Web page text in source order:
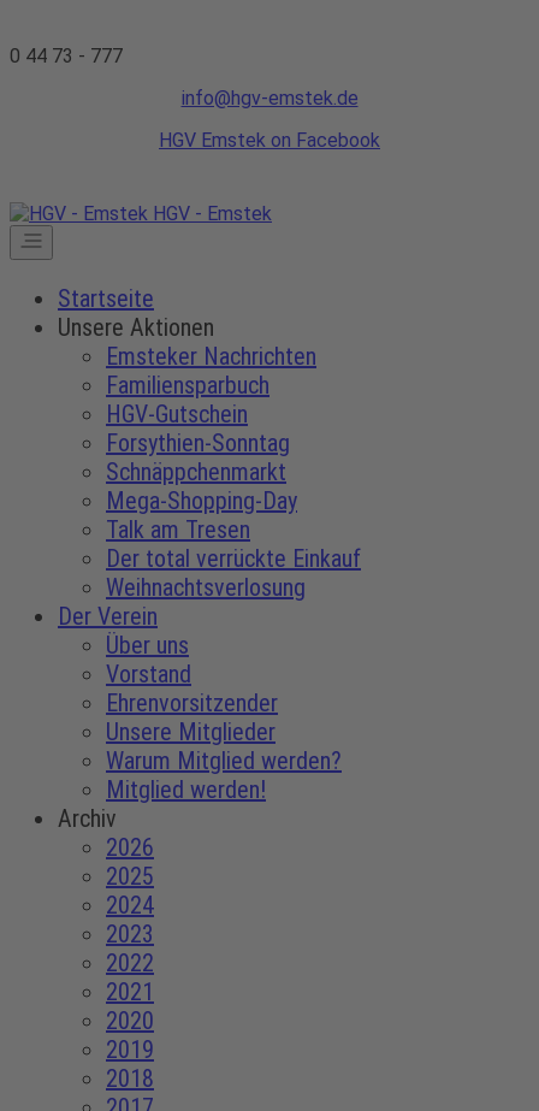
0 44 73 - 777
info@hgv-emstek.de
HGV Emstek on Facebook
HGV - Emstek
Startseite
Unsere Aktionen
Emsteker Nachrichten
Familiensparbuch
HGV-Gutschein
Forsythien-Sonntag
Schnäppchenmarkt
Mega-Shopping-Day
Talk am Tresen
Der total verrückte Einkauf
Weihnachtsverlosung
Der Verein
Über uns
Vorstand
Ehrenvorsitzender
Unsere Mitglieder
Warum Mitglied werden?
Mitglied werden!
Archiv
2026
2025
2024
2023
2022
2021
2020
2019
2018